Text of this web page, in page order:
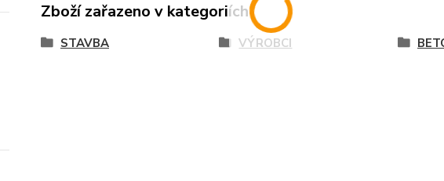
Zboží zařazeno v kategoriích
STAVBA VÝROBCI